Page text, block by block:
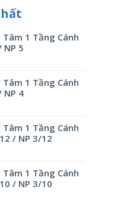
Tâm 1 Tầng Cánh
NP 5
Tâm 1 Tầng Cánh
NP 4
Tâm 1 Tầng Cánh
/ NP 3/12
Tâm 1 Tầng Cánh
/ NP 3/10